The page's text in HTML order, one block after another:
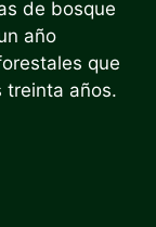
de bosque
año
que
treinta años.